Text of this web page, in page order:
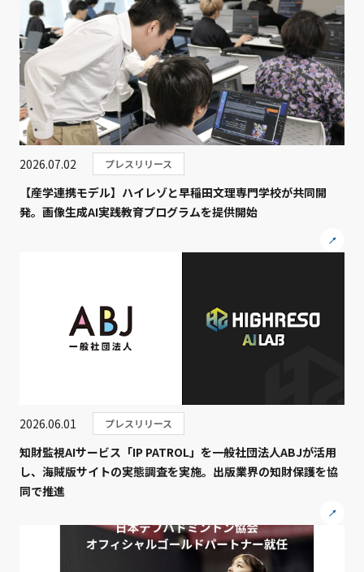
2026.07.02 プレスリリース
【産学連携モデル】ハイレゾと早稲田文理専門学校が共同開
発。画像生成AI実践教育プログラムを提供開始
2026.06.01 プレスリリース
知財監視AIサービス「IP PATROL」を一般社団法人ABJが活用
し、海賊版サイトの実態調査を実施。出版業界の知財保護を協
同で推進